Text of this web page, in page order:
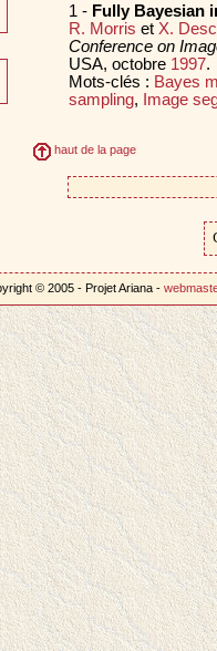
1 - Fully Bayesian
R. Morris et X.
Conference on
USA, octobre 1997.
Mots-clés : Bayes
sampling, Image
haut de la page
© 2005 - Projet Ariana -